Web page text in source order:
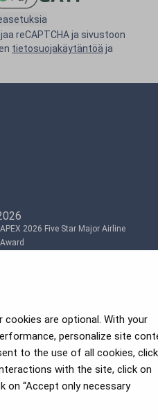
are optional. With your
personalize site
to the use of all cookies, click
with the site, click on
on “Accept only necessary
reCAPTCHA ja sivustoon
tietosuojakäytäntöä ja
APEX 2026 Five Star Major Airline
Award